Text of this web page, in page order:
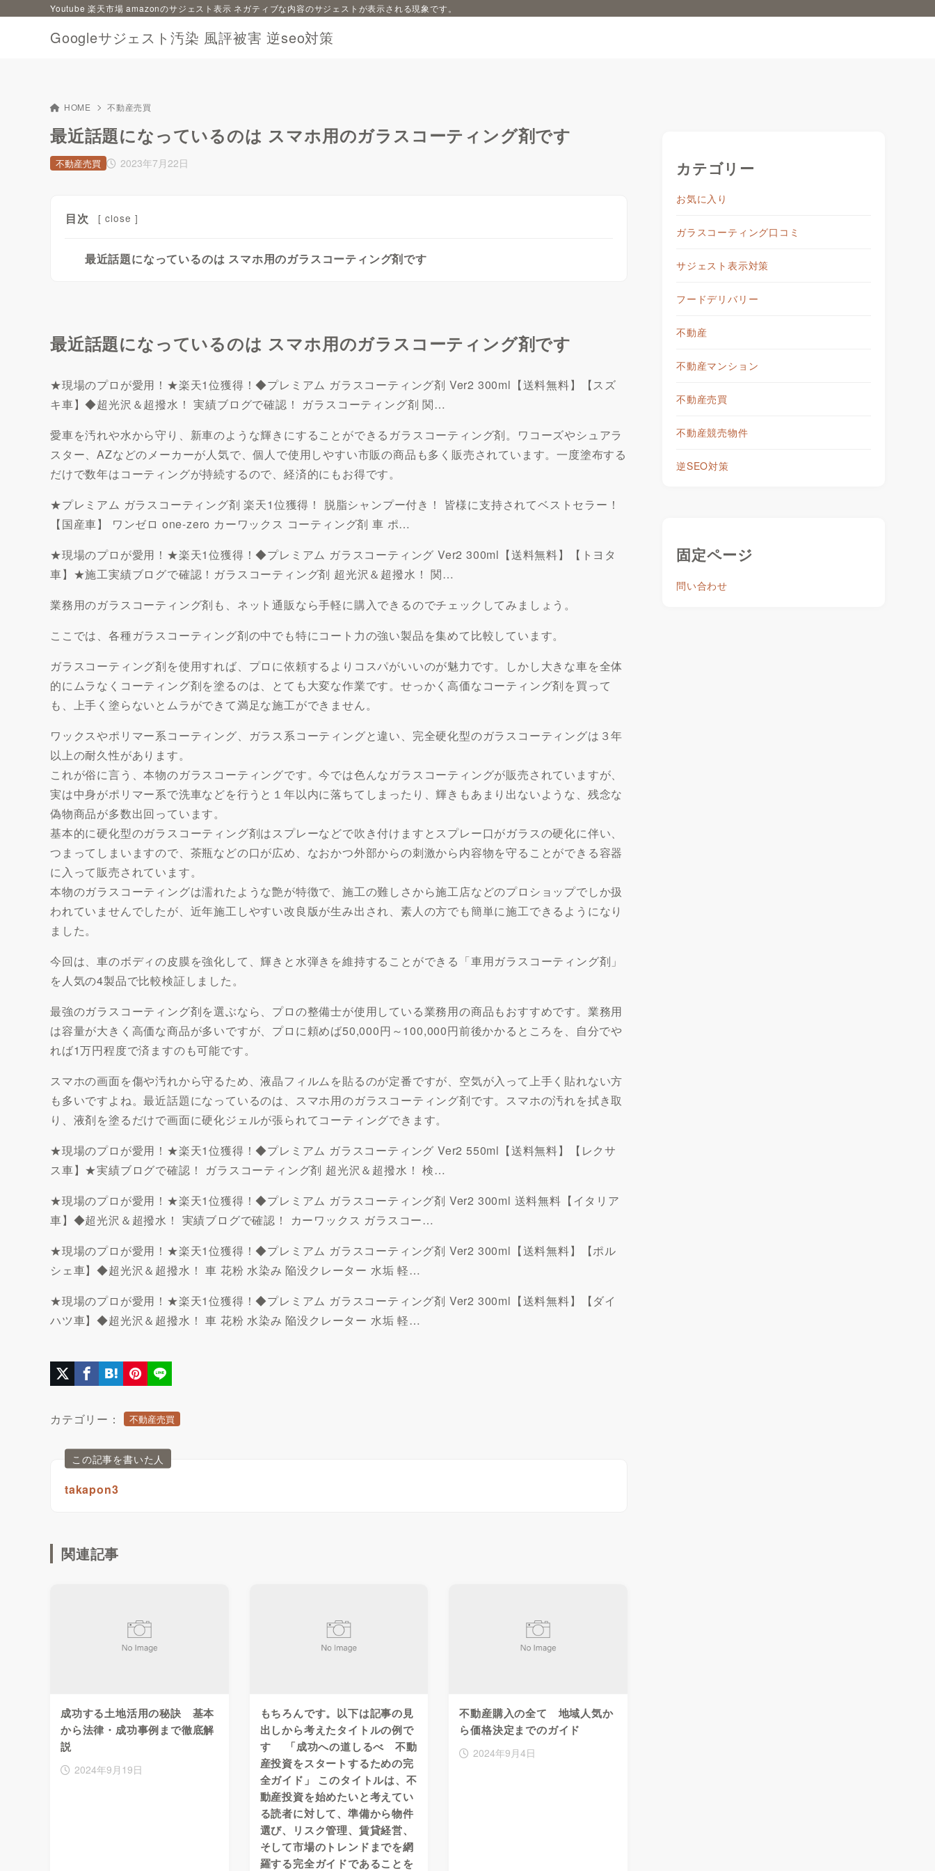
Googleサジェスト汚染 風評被害 逆seo対策
Youtube 楽天市場 amazonのサジェスト表示 ネガティブな内容のサジェストが表示される現象です。
HOME 不動産売買
最近話題になっているのは スマホ用のガラスコーティング剤です
2023年7月22日
不動産売買
目次 [ close ]
最近話題になっているのは スマホ用のガラスコーティング剤です
最近話題になっているのは スマホ用のガラスコーティング剤です
★現場のプロが愛用！★楽天1位獲得！◆プレミアム ガラスコーティング剤 Ver2 300ml【送料無料】【スズ
キ車】◆超光沢＆超撥水！ 実績ブログで確認！ ガラスコーティング剤 関…
愛車を汚れや水から守り、新車のような輝きにすることができるガラスコーティング剤。ワコーズやシュアラ
スター、AZなどのメーカーが人気で、個人で使用しやすい市販の商品も多く販売されています。一度塗布する
だけで数年はコーティングが持続するので、経済的にもお得です。
★プレミアム ガラスコーティング剤 楽天1位獲得！ 脱脂シャンプー付き！ 皆様に支持されてベストセラー！
【国産車】 ワンゼロ one-zero カーワックス コーティング剤 車 ポ…
★現場のプロが愛用！★楽天1位獲得！◆プレミアム ガラスコーティング Ver2 300ml【送料無料】【トヨタ
車】★施工実績ブログで確認！ガラスコーティング剤 超光沢＆超撥水！ 関…
業務用のガラスコーティング剤も、ネット通販なら手軽に購入できるのでチェックしてみましょう。
ここでは、各種ガラスコーティング剤の中でも特にコート力の強い製品を集めて比較しています。
ガラスコーティング剤を使用すれば、プロに依頼するよりコスパがいいのが魅力です。しかし大きな車を全体
的にムラなくコーティング剤を塗るのは、とても大変な作業です。せっかく高価なコーティング剤を買って
も、上手く塗らないとムラができて満足な施工ができません。
ワックスやポリマー系コーティング、ガラス系コーティングと違い、完全硬化型のガラスコーティングは３年
以上の耐久性があります。
これが俗に言う、本物のガラスコーティングです。今では色んなガラスコーティングが販売されていますが、
実は中身がポリマー系で洗車などを行うと１年以内に落ちてしまったり、輝きもあまり出ないような、残念な
偽物商品が多数出回っています。
基本的に硬化型のガラスコーティング剤はスプレーなどで吹き付けますとスプレー口がガラスの硬化に伴い、
つまってしまいますので、茶瓶などの口が広め、なおかつ外部からの刺激から内容物を守ることができる容器
に入って販売されています。
本物のガラスコーティングは濡れたような艶が特徴で、施工の難しさから施工店などのプロショップでしか扱
われていませんでしたが、近年施工しやすい改良版が生み出され、素人の方でも簡単に施工できるようになり
ました。
今回は、車のボディの皮膜を強化して、輝きと水弾きを維持することができる「車用ガラスコーティング剤」
を人気の4製品で比較検証しました。
最強のガラスコーティング剤を選ぶなら、プロの整備士が使用している業務用の商品もおすすめです。業務用
は容量が大きく高価な商品が多いですが、プロに頼めば50,000円～100,000円前後かかるところを、自分でや
れば1万円程度で済ますのも可能です。
スマホの画面を傷や汚れから守るため、液晶フィルムを貼るのが定番ですが、空気が入って上手く貼れない方
も多いですよね。最近話題になっているのは、スマホ用のガラスコーティング剤です。スマホの汚れを拭き取
り、液剤を塗るだけで画面に硬化ジェルが張られてコーティングできます。
★現場のプロが愛用！★楽天1位獲得！◆プレミアム ガラスコーティング Ver2 550ml【送料無料】【レクサ
ス車】★実績ブログで確認！ ガラスコーティング剤 超光沢＆超撥水！ 検…
★現場のプロが愛用！★楽天1位獲得！◆プレミアム ガラスコーティング剤 Ver2 300ml 送料無料【イタリア
車】◆超光沢＆超撥水！ 実績ブログで確認！ カーワックス ガラスコー…
★現場のプロが愛用！★楽天1位獲得！◆プレミアム ガラスコーティング剤 Ver2 300ml【送料無料】【ポル
シェ車】◆超光沢＆超撥水！ 車 花粉 水染み 陥没クレーター 水垢 軽…
★現場のプロが愛用！★楽天1位獲得！◆プレミアム ガラスコーティング剤 Ver2 300ml【送料無料】【ダイ
ハツ車】◆超光沢＆超撥水！ 車 花粉 水染み 陥没クレーター 水垢 軽…
カテゴリー： 不動産売買
この記事を書いた人
takapon3
関連記事
成功する土地活用の秘訣 基本
から法律・成功事例まで徹底解
説
2024年9月19日
もちろんです。以下は記事の見
出しから考えたタイトルの例で
す 「成功への道しるべ 不動
産投資をスタートするための完
全ガイド」 このタイトルは、不
動産投資を始めたいと考えてい
る読者に対して、準備から物件
選び、リスク管理、賃貸経営、
そして市場のトレンドまでを網
羅する完全ガイドであることを
不動産購入の全て 地域人気か
ら価格決定までのガイド
2024年9月4日
カテゴリー
お気に入り
ガラスコーティング口コミ
サジェスト表示対策
フードデリバリー
不動産
不動産マンション
不動産売買
不動産競売物件
逆SEO対策
固定ページ
問い合わせ